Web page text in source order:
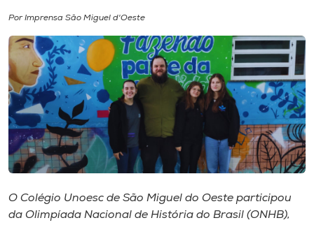
I.nova
Diplomados
Cultura
CPA
Biblioteca
Por Imprensa São Miguel d'Oeste
O Colégio Unoesc de São Miguel do Oeste participou
da Olimpíada Nacional de História do Brasil (ONHB),